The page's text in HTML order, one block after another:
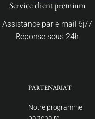
Service client premium
Assistance par e-mail 6j/7
Réponse sous 24h
PARTENARIAT
Notre programme